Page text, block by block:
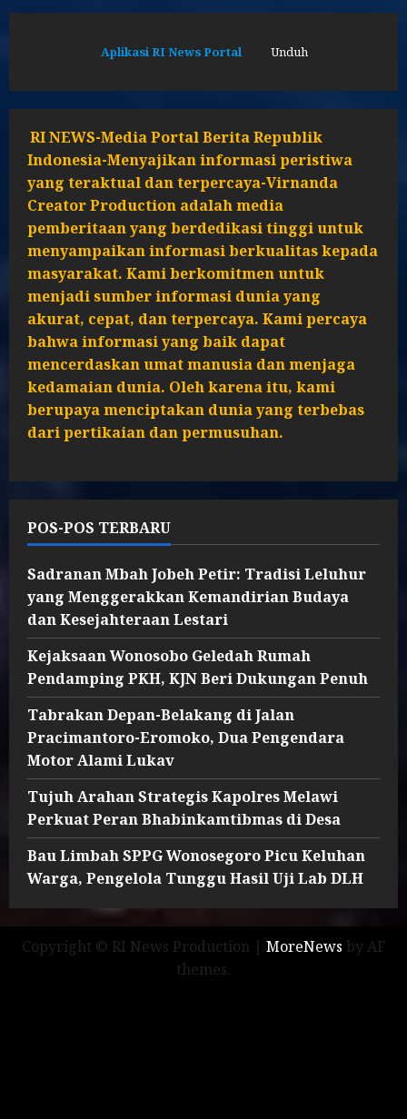
Aplikasi RI News Portal Unduh
RI NEWS-Media Portal Berita Republik
Indonesia-Menyajikan informasi peristiwa
yang teraktual dan terpercaya-Virnanda
Creator Production adalah media
pemberitaan yang berdedikasi tinggi untuk
menyampaikan informasi berkualitas kepada
masyarakat. Kami berkomitmen untuk
menjadi sumber informasi dunia yang
akurat, cepat, dan terpercaya. Kami percaya
bahwa informasi yang baik dapat
mencerdaskan umat manusia dan menjaga
kedamaian dunia. Oleh karena itu, kami
berupaya menciptakan dunia yang terbebas
dari pertikaian dan permusuhan.
POS-POS TERBARU
Sadranan Mbah Jobeh Petir: Tradisi Leluhur
yang Menggerakkan Kemandirian Budaya
dan Kesejahteraan Lestari
Kejaksaan Wonosobo Geledah Rumah
Pendamping PKH, KJN Beri Dukungan Penuh
Tabrakan Depan-Belakang di Jalan
Pracimantoro-Eromoko, Dua Pengendara
Motor Alami Lukav
Tujuh Arahan Strategis Kapolres Melawi
Perkuat Peran Bhabinkamtibmas di Desa
Bau Limbah SPPG Wonosegoro Picu Keluhan
Warga, Pengelola Tunggu Hasil Uji Lab DLH
Copyright © RI News Production | MoreNews by AF
themes.